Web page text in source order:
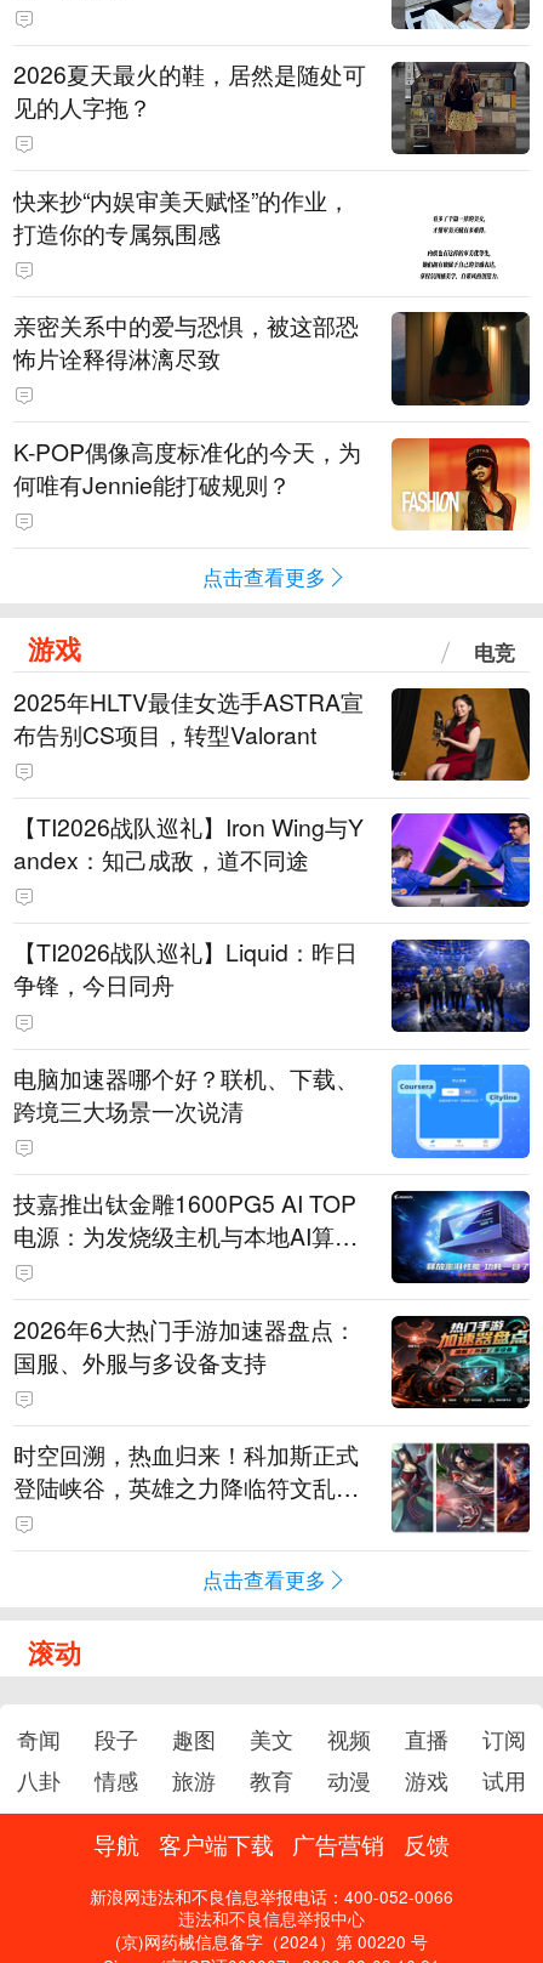
2026夏天最火的鞋，居然是随处可
见的人字拖？
快来抄“内娱审美天赋怪”的作业，
打造你的专属氛围感
亲密关系中的爱与恐惧，被这部恐
怖片诠释得淋漓尽致
K-POP偶像高度标准化的今天，为
何唯有Jennie能打破规则？
点击查看更多
游戏 电竞
2025年HLTV最佳女选手ASTRA宣
布告别CS项目，转型Valorant
【TI2026战队巡礼】Iron Wing与Y
andex：知己成敌，道不同途
【TI2026战队巡礼】Liquid：昨日
争锋，今日同舟
电脑加速器哪个好？联机、下载、
跨境三大场景一次说清
技嘉推出钛金雕1600PG5 AI TOP
电源：为发烧级主机与本地AI算力
打造旗舰供电方案
2026年6大热门手游加速器盘点：
国服、外服与多设备支持
时空回溯，热血归来！科加斯正式
登陆峡谷，英雄之力降临符文乱
斗！
点击查看更多
滚动
奇闻 段子 趣图 美文 视频 直播
订阅
八卦
情感 旅游 教育 动漫 游戏 试用
导航 客户端下载 广告营销 反馈
新浪网违法和不良信息举报电话：400-052-0066
违法和不良信息举报中心
(京)网药械信息备字（2024）第 00220 号